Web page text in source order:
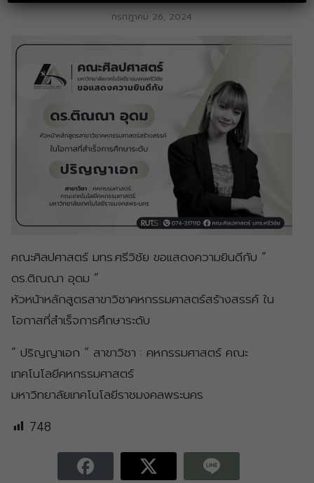
กรกฎาคม 26, 2024
คณะศิลปศาสตร์ มทร.ศรีวิชัย ขอแสดงความยินดีกับ “
ดร.ติณณา อุดม ”
หัวหน้าหลักสูตรสาขาวิชาคหกรรมศาสตร์สร้างสรรค์ ใน
โอกาสที่สำเร็จการศึกษาระดับ
” ปริญญาเอก “ สาขาวิชา : คหกรรมศาสตร์ คณะ
เทคโนโลยีคหกรรมศาสตร์
มหาวิทยาลัยเทคโนโลยีราชมงคลพระนคร
748